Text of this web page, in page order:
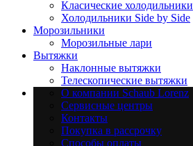
Класические холодильники
Холодильники Side by Side
Морозильники
Морозильные лари
Вытяжки
Наклонные вытяжки
Телескопические вытяжки
О компании Schaub Lorenz
Сервисные центры
Контакты
Покупка в рассрочку
Способы оплаты